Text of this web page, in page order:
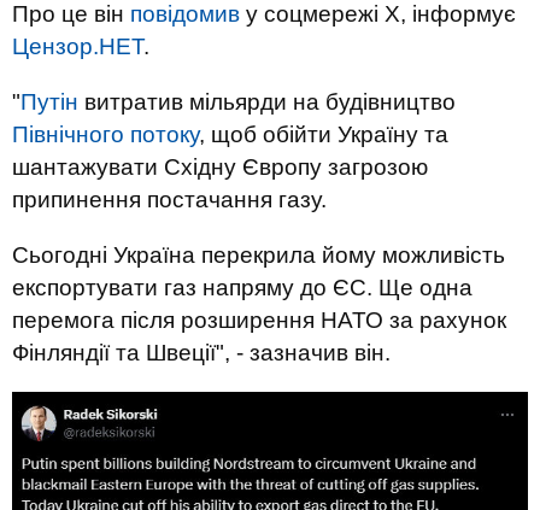
Про це він повідомив у соцмережі X, інформує
Цензор.НЕТ.
"Путін витратив мільярди на будівництво
Північного потоку, щоб обійти Україну та
шантажувати Східну Європу загрозою
припинення постачання газу.
Сьогодні Україна перекрила йому можливість
експортувати газ напряму до ЄС. Ще одна
перемога після розширення НАТО за рахунок
Фінляндії та Швеції", - зазначив він.